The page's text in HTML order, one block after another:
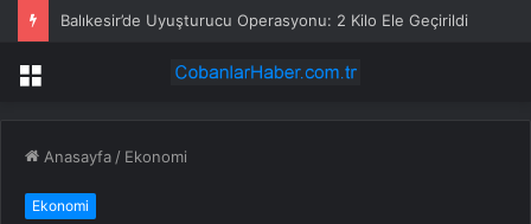
Balıkesir’de Uyuşturucu Operasyonu: 2 Kilo Ele Geçirildi
Menü
Anasayfa / Ekonomi
Ekonomi